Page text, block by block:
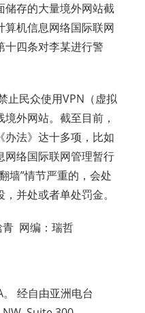
储存的大量境外网站截
算机信息网络国际联网
十四条对李某进行警
止民众使用VPN（虚拟
外网站。截至目前，
办法》达十多项，比如
网络国际联网管理暂行
墙”情节严重的，会处
并处或者单处罚金。
网编：瑞哲
经自由亚洲电台